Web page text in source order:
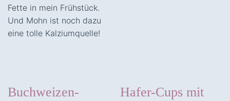
Fette in mein Frühstück.
Und Mohn ist noch dazu
eine tolle Kalziumquelle!
Buchweizen-
Hafer-Cups mit